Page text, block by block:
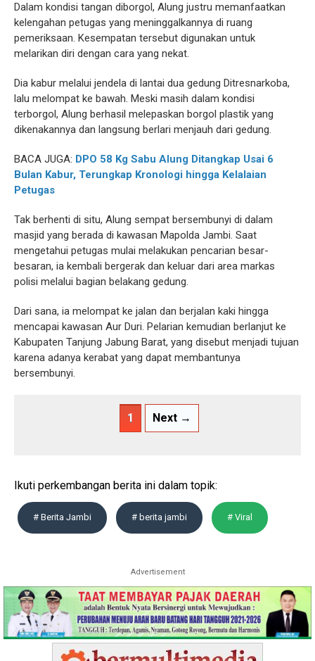
Dalam kondisi tangan diborgol, Alung justru memanfaatkan
kelengahan petugas yang meninggalkannya di ruang
pemeriksaan. Kesempatan tersebut digunakan untuk
melarikan diri dengan cara yang nekat.
Dia kabur melalui jendela di lantai dua gedung Ditresnarkoba,
lalu melompat ke bawah. Meski masih dalam kondisi
terborgol, Alung berhasil melepaskan borgol plastik yang
dikenakannya dan langsung berlari menjauh dari gedung.
BACA JUGA: DPO 58 Kg Sabu Alung Ditangkap Usai 6
Bulan Kabur, Terungkap Kronologi hingga Kelalaian
Petugas
Tak berhenti di situ, Alung sempat bersembunyi di dalam
masjid yang berada di kawasan Mapolda Jambi. Saat
mengetahui petugas mulai melakukan pencarian besar-
besaran, ia kembali bergerak dan keluar dari area markas
polisi melalui bagian belakang gedung.
Dari sana, ia melompat ke jalan dan berjalan kaki hingga
mencapai kawasan Aur Duri. Pelarian kemudian berlanjut ke
Kabupaten Tanjung Jabung Barat, yang disebut menjadi tujuan
karena adanya kerabat yang dapat membantunya
bersembunyi.
1 Next →
Ikuti perkembangan berita ini dalam topik:
# Berita Jambi # berita jambi # Viral
Advertisement